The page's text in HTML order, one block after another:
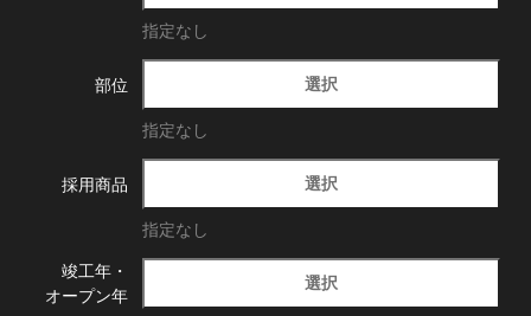
指定なし
部位 選択
指定なし
採用商品 選択
指定なし
竣工年・
オープン年
選択